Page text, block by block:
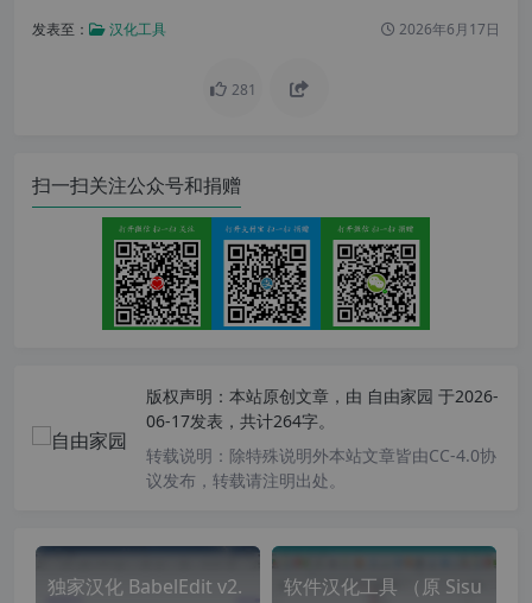
发表至： 汉化工具 2026年6月17日
281
扫一扫关注公众号和捐赠
版权声明： 本站原创文章，由 自由家园 于2026-
06-17发表，共计264字。
转载说明： 除特殊说明外本站文章皆由CC-4.0协
议发布，转载请注明出处。
独家汉化 BabelEdit v2.
软件汉化工具 （原 Sisu